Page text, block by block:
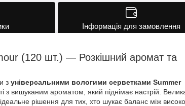
Інформація для замовлення
(120 шт.) — Розкішний аромат та
з універсальними вологими серветками Summer
з вишуканим ароматом, який піднімає настрій.
рішення для тих, хто шукає баланс між